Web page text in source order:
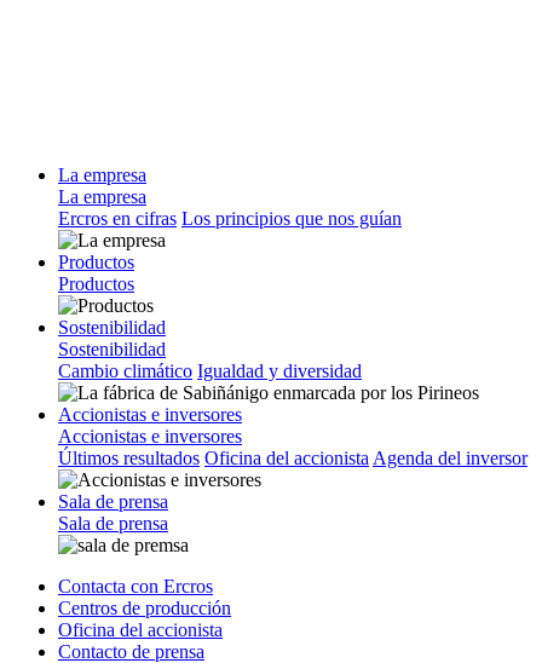
La empresa
La empresa
Ercros en cifras Los principios que nos guían
Productos
Productos
Sostenibilidad
Sostenibilidad
Cambio climático Igualdad y diversidad
Accionistas e inversores
Accionistas e inversores
Últimos resultados Oficina del accionista Agenda del inversor
Sala de prensa
Sala de prensa
Contacta con Ercros
Centros de producción
Oficina del accionista
Contacto de prensa